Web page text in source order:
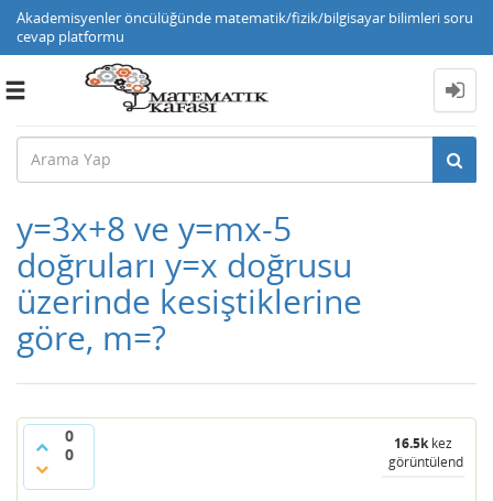
Akademisyenler öncülüğünde matematik/fizik/bilgisayar bilimleri soru
cevap platformu
Toggle
y=3x+8 ve y=mx-5
doğruları y=x doğrusu
üzerinde kesiştiklerine
göre, m=?
0
0
16.5kkez
görüntülendi